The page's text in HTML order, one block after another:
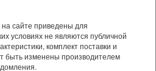
сайте приведены для
условиях не являются публичной
комплект поставки и
быть изменены производителем